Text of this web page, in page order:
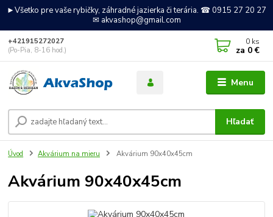
►Všetko pre vaše rybičky, záhradné jazierka či terária. ☎ 0915 27 20 27
✉ akvashop@gmail.com
Menu
Hľadať
+421915272027
(Po-Pia, 8-16 hod.)
0 ks
za 0 €
Úvod Akvárium na mieru Akvárium 90x40x45cm
Akvárium 90x40x45cm